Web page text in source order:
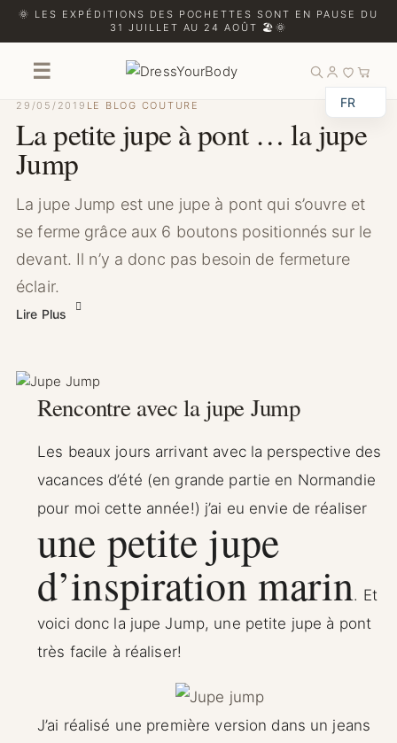
🌞 LES EXPÉDITIONS DES POCHETTES SONT EN PAUSE DU
31 JUILLET AU 24 AOÛT 🏖️🌞
☰
29/05/2019 LE BLOG COUTURE
La petite jupe à pont … la jupe
Jump
La jupe Jump est une jupe à pont qui s’ouvre et
se ferme grâce aux 6 boutons positionnés sur le
devant. Il n’y a donc pas besoin de fermeture
éclair.
Lire Plus
Rencontre avec la jupe Jump
Les beaux jours arrivant avec la perspective des
vacances d’été (en grande partie en Normandie
pour moi cette année!) j’ai eu envie de réaliser
une petite jupe
d’inspiration marin. Et
voici donc la jupe Jump, une petite jupe à pont
très facile à réaliser!
J’ai réalisé une première version dans un jeans
FR